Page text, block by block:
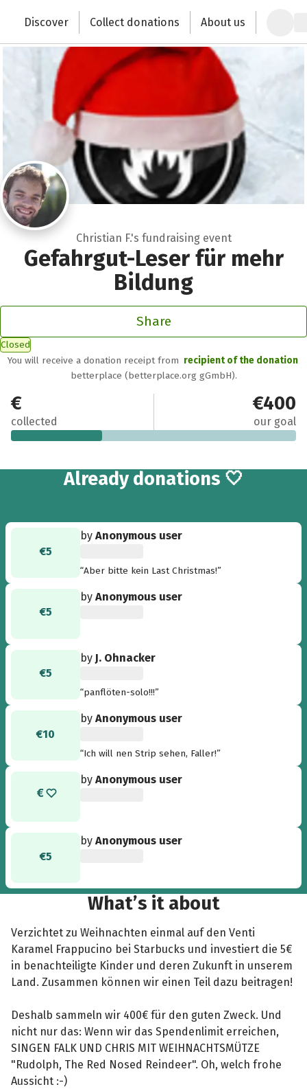
Change the world with your donation
Discover Collect donations About us
Christian F.'s fundraising event
Gefahrgut-Leser für mehr
Bildung
Share
Closed
You will receive a donation receipt from recipient of the donation
betterplace (betterplace.org gGmbH).
€129
collected
€400
our goal
Already 14
donations 🤍
€5
byAnonymous user
“Aber bitte kein Last Christmas!”
€5
byAnonymous user
€5
by J. Ohnacker
“panflöten-solo!!!”
€10
byAnonymous user
“Ich will nen Strip sehen, Faller!”
byAnonymous user
€5
byAnonymous user
What’s it about
Verzichtet zu Weihnachten einmal auf den Venti
Karamel Frappucino bei Starbucks und investiert die 5€
in benachteiligte Kinder und deren Zukunft in unserem
Land. Zusammen können wir einen Teil dazu beitragen!
Deshalb sammeln wir 400€ für den guten Zweck. Und
nicht nur das: Wenn wir das Spendenlimit erreichen,
SINGEN FALK UND CHRIS MIT WEIHNACHTSMÜTZE
"Rudolph, The Red Nosed Reindeer". Oh, welch frohe
Aussicht :-)